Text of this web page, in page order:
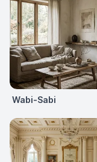
Wabi-Sabi